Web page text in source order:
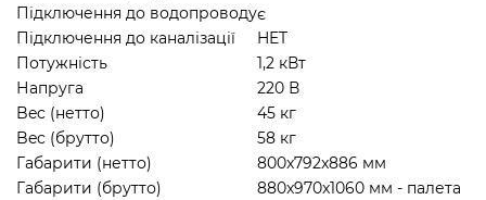
Підключення до водопроводує
Підключення до каналізації
HET
Потужність
1,2 кВт
Напруга
220 В
Bec (нетто)
45 кг
Bec (брутто)
58 кг
Габарити (нетто)
800x792x886 мм
Габарити (брутто)
880x970x1060 мм - палета